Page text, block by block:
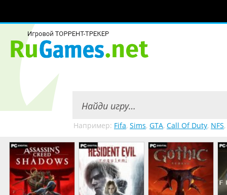
Например: Fifa, Sims, GTA, Call Of Duty, NFS,